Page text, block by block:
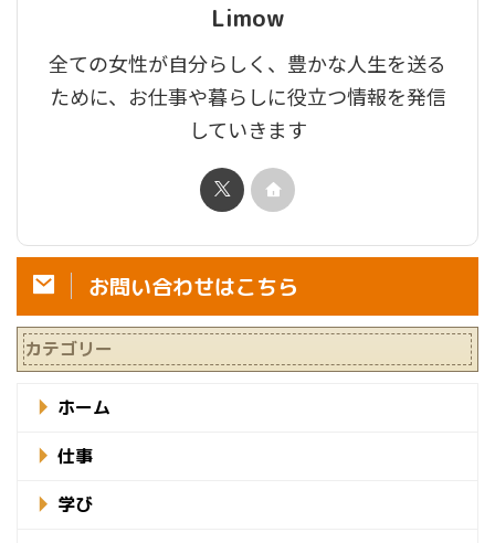
Limow
全ての女性が自分らしく、豊かな人生を送る
ために、お仕事や暮らしに役立つ情報を発信
していきます
お問い合わせはこちら
カテゴリー
ホーム
仕事
学び